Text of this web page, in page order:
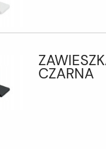
CZARNA